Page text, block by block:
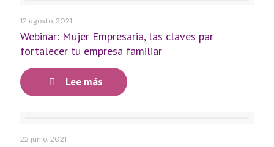
12 agosto, 2021
Webinar: Mujer Empresaria, las claves par
fortalecer tu empresa familiar
Lee más
22 junio, 2021